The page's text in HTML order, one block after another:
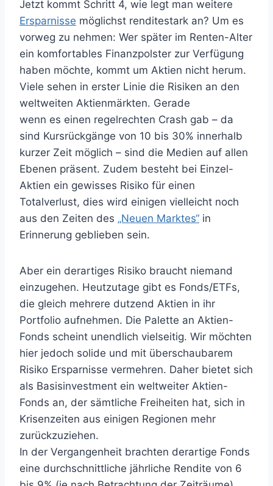
Jetzt kommt Schritt 4, wie legt man weitere
Ersparnisse möglichst renditestark an? Um es
vorweg zu nehmen: Wer später im Renten-Alter
ein komfortables Finanzpolster zur Verfügung
haben möchte, kommt um Aktien nicht herum.
Viele sehen in erster Linie die Risiken an den
weltweiten Aktienmärkten. Gerade
wenn es einen regelrechten Crash gab – da
sind Kursrückgänge von 10 bis 30% innerhalb
kurzer Zeit möglich – sind die Medien auf allen
Ebenen präsent. Zudem besteht bei Einzel-
Aktien ein gewisses Risiko für einen
Totalverlust, dies wird einigen vielleicht noch
aus den Zeiten des „Neuen Marktes“ in
Erinnerung geblieben sein.
Aber ein derartiges Risiko braucht niemand
einzugehen. Heutzutage gibt es Fonds/ETFs,
die gleich mehrere dutzend Aktien in ihr
Portfolio aufnehmen. Die Palette an Aktien-
Fonds scheint unendlich vielseitig. Wir möchten
hier jedoch solide und mit überschaubarem
Risiko Ersparnisse vermehren. Daher bietet sich
als Basisinvestment ein weltweiter Aktien-
Fonds an, der sämtliche Freiheiten hat, sich in
Krisenzeiten aus einigen Regionen mehr
zurückzuziehen.
In der Vergangenheit brachten derartige Fonds
eine durchschnittliche jährliche Rendite von 6